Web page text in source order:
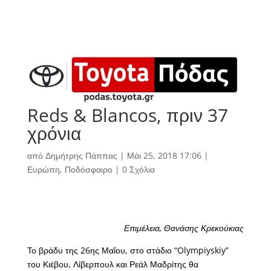
Reds & Blancos, πριν 37
χρόνια
από Δημήτρης Πάππας | Μάι 25, 2018 17:06|
Ευρώπη, Ποδόσφαιρο| 0 Σχόλια
Επιμέλεια, Θανάσης Κρεκούκιας
Το βράδυ της 26ης Μαΐου, στο στάδιο “Olympiyskiy”
του Κιέβου, Λίβερπουλ και Ρεάλ Μαδρίτης θα